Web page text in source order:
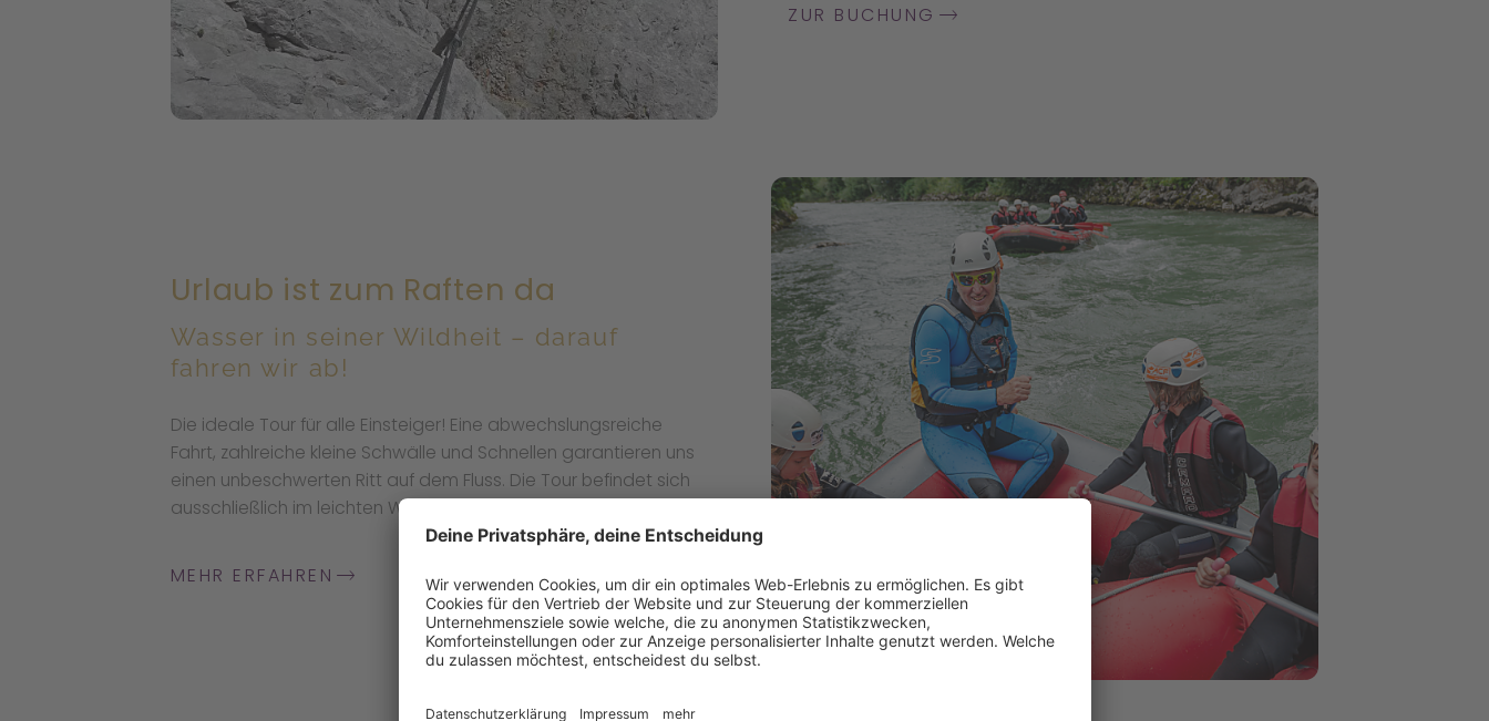
ZUR BUCHUNG
Urlaub ist zum Raften da
Wasser in seiner Wildheit – darauf
fahren wir ab!
Die ideale Tour für alle Einsteiger! Eine abwechslungsreiche
Fahrt, zahlreiche kleine Schwälle und Schnellen garantieren uns
einen unbeschwerten Ritt auf dem Fluss. Die Tour befindet sich
ausschließlich im leichten Wildwasser.
MEHR ERFAHREN